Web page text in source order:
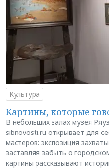
Культура
Картины, которые
В небольших залах музея
sibnovosti.ru открывает для
мастеров: экспозиция
заставляя забыть о
картины рассказывают